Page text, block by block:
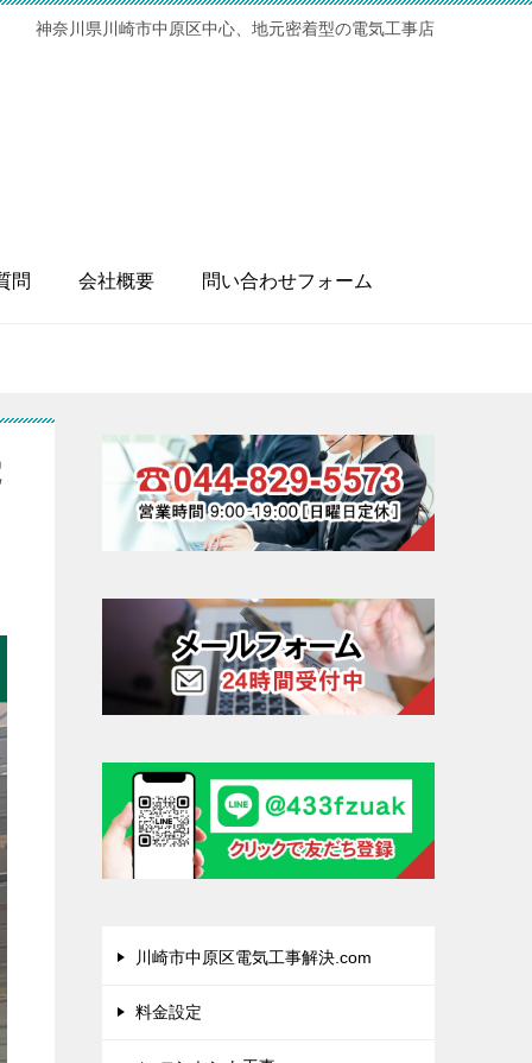
神奈川県川崎市中原区中心、地元密着型の電気工事店
問 会社概要 問い合わせフォーム
川崎市中原区電気工事解決.com
料金設定